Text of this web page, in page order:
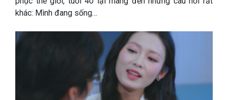
khác: Mình đang sống…